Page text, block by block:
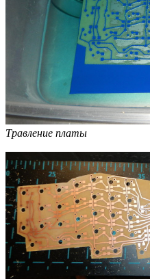
Травление платы